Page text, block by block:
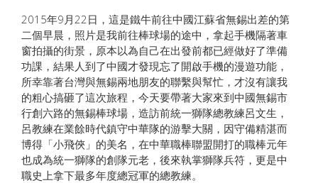
2015年9月22日，這是鐵牛前往中國江蘇省無錫出差的第
二個早晨，照片是我前往棒球場的途中，拿起手機隔著車
窗拍攝的街景，原本以為自己在出發前都已經做好了準備
功課，結果人到了中國才發現忘了開啟手機的漫遊功能，
所幸靠著台灣與無錫兩地朋友的聯繫與幫忙，才沒有讓我
的粗心搞砸了這次旅程，今天要帶著大家來到中國無錫市
行創六路的無錫棒球場，造訪前統一獅隊總教練呂文生，
呂教練在業餘時代鎮守中華隊的游擊大關，因守備精湛而
博得「小飛俠」的美名，在中華職棒聯盟開打的職棒元年
也成為統一獅隊的創隊元老，後來執掌獅隊兵符，更是中
職史上拿下最多年度總冠軍的總教練。